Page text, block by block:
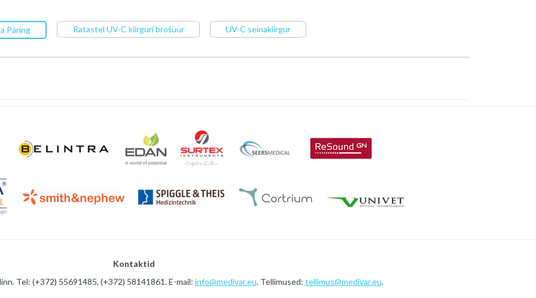
Päring Ratastel UV-C kiirguri brošüür UV-C seinakiirgur
Kontaktid
Tel: (+372) 55691485, (+372) 58141861. E-mail: info@medivar.eu. Tellimused: tellimus@medivar.eu.